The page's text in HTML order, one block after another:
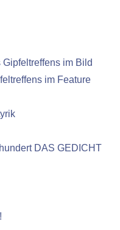
im Bild
im Feature
DAS GEDICHT